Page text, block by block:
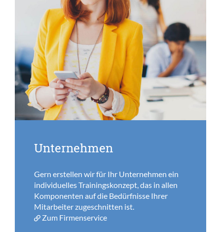
Unternehmen
Gern erstellen wir für Ihr Unternehmen ein
individuelles Trainingskonzept, das in allen
Komponenten auf die Bedürfnisse Ihrer
Mitarbeiter zugeschnitten ist.
Zum Firmenservice